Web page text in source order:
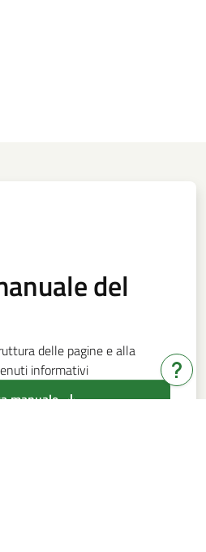
del
delle pagine e alla
informativi
manuale
Hai